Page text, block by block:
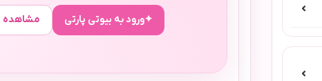
⌄
⌄
✦ورود به بیوتی پارتی مشاهده